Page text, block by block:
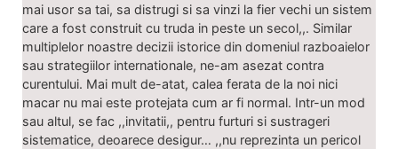
mai usor sa tai, sa distrugi si sa vinzi la fier vechi un sistem
care a fost construit cu truda in peste un secol,,. Similar
multiplelor noastre decizii istorice din domeniul razboaielor
sau strategiilor internationale, ne-am asezat contra
curentului. Mai mult de-atat, calea ferata de la noi nici
macar nu mai este protejata cum ar fi normal. Intr-un mod
sau altul, se fac ,,invitatii,, pentru furturi si sustrageri
sistematice, deoarece desigur… ,,nu reprezinta un pericol